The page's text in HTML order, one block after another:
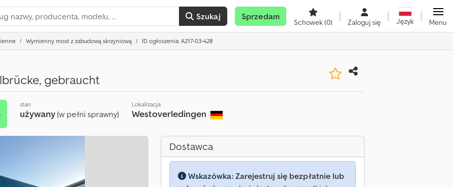
Szukaj Sprzedam
Schowek(0) Zaloguj się Język Menu
Wymienny most z zabudową skrzyniową ID ogłoszenia: A217-03-428
gebraucht
stan
używany(w pełni sprawny)
Lokalizacja
Westoverledingen
Dostawca
Wskazówka: Zarejestruj się bezpłatnie lub